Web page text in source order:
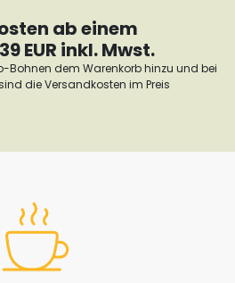
ab einem
EUR inkl. Mwst.
Bohnen dem Warenkorb hinzu und bei
die Versandkosten im Preis